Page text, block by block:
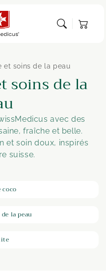
Panier
et soins de la peau
soins de la
avec des
fraîche et belle.
et soin doux, inspirés
suisse.
coco
la peau